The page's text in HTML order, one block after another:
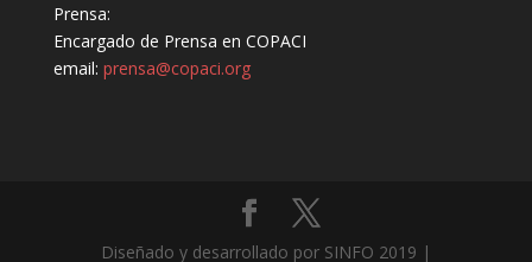
Prensa:
Encargado de Prensa en COPACI
email: prensa@copaci.org
Diseñado y desarrollado por SINFO 2019 |